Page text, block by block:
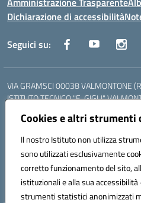
Cookies e altri strumenti
Il nostro Istituto non utilizza
sono utilizzati esclusivamente
corretto funzionamento del sito,
istituzionali e alla sua
strumenti statistici anonimizzati
Dichiarazione di accessibilità
Seguici su:
VIA GRAMSCI 00038 VALMONTONE
ISTITUTO TECNICO "E. GIGLI"
06121126825
LICEO DELLE SCIENZE UMANE "P.L.
Mail: RMIS099002@istruzione.it -
Codice meccanografico: RMIS099002
Codice fiscale: 95036960581